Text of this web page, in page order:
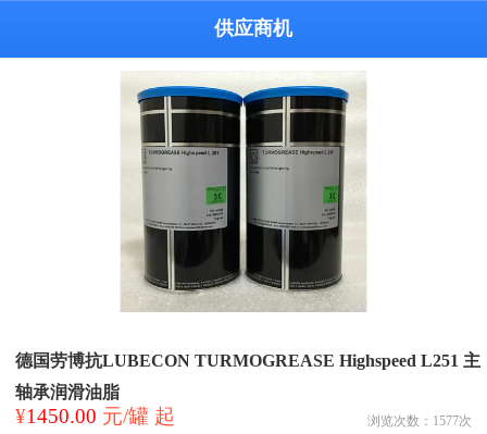
供应商机
德国劳博抗LUBECON TURMOGREASE Highspeed L251 主
轴承润滑油脂
¥1450.00 元/罐 起 浏览次数： 1577次